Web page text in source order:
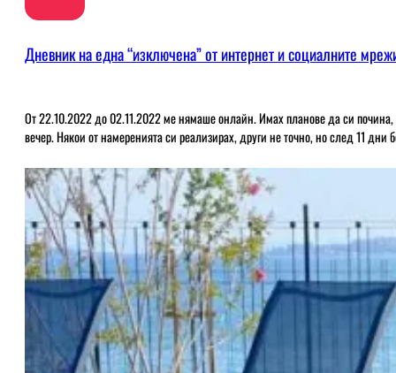
Дневник на една “изключена” от интернет и социалните
От 22.10.2022 до 02.11.2022 ме нямаше онлайн. Имах планове да си
вечер. Някои от намеренията си реализирах, други не точно, но след 11